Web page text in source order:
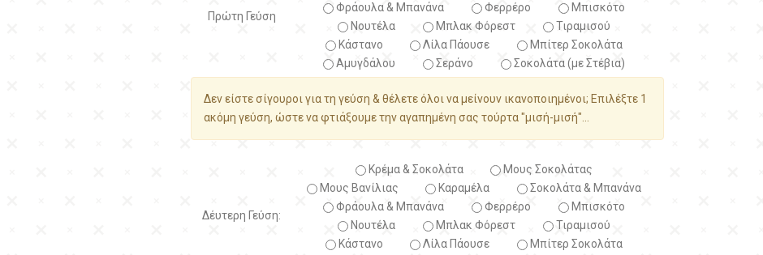
Πρώτη Γεύση
Φράουλα & Μπανάνα
Φερρέρο
Μπισκότο
Νουτέλα
Μπλακ Φόρεστ
Τιραμισού
Κάστανο
Λίλα Πάουσε
Μπίτερ Σοκολάτα
Αμυγδάλου
Σεράνο Σοκολάτα (με Στέβια)
Δεν είστε σίγουροι για τη γεύση & θέλετε όλοι να μείνουν ικανοποιημένοι; Επιλέξτε 1
ακόμη γεύση, ώστε να φτιάξουμε την αγαπημένη σας τούρτα "μισή-μισή"...
Δέυτερη Γεύση:
Κρέμα & Σοκολάτα
Μους Σοκολάτας
Μους Βανίλιας
Καραμέλα
Σοκολάτα & Μπανάνα
Φράουλα & Μπανάνα
Φερρέρο
Μπισκότο
Νουτέλα
Μπλακ Φόρεστ
Τιραμισού
Κάστανο
Λίλα Πάουσε
Μπίτερ Σοκολάτα